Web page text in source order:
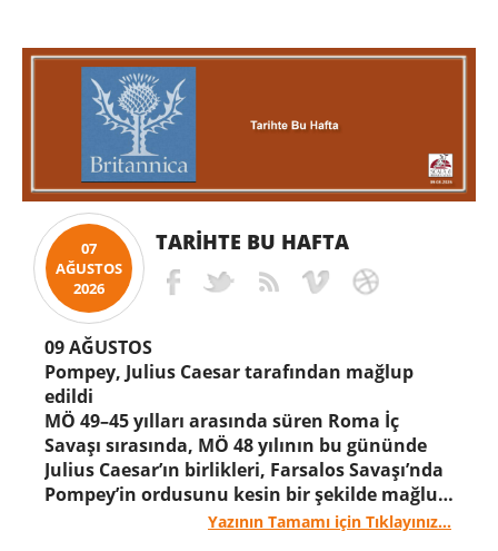
07
AĞUSTOS
2026
TARIHTE BU HAFTA
09 AĞUSTOS
Pompey, Julius Caesar tarafından mağlup
edildi
MÖ 49–45 yılları arasında süren Roma İç
Savaşı sırasında, MÖ 48 yılının bu gününde
Julius Caesar’ın birlikleri, Farsalos Savaşı’nda
Pompey’in ordusunu kesin bir şekilde mağlup
etti; bu olayın ardından Pompey, Mısır’a kaçtı
Yazının Tamamı için Tıklayınız...